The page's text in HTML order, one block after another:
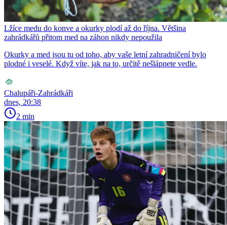
Lžíce medu do konve a okurky plodí až do října. Většina
zahrádkářů přitom med na záhon nikdy nepoužila
Okurky a med jsou tu od toho, aby vaše letní zahradničení bylo
plodné i veselé. Když víte, jak na to, určitě nešlápnete vedle.
Chalupáři-Zahrádkáři
dnes, 20:38
2 min